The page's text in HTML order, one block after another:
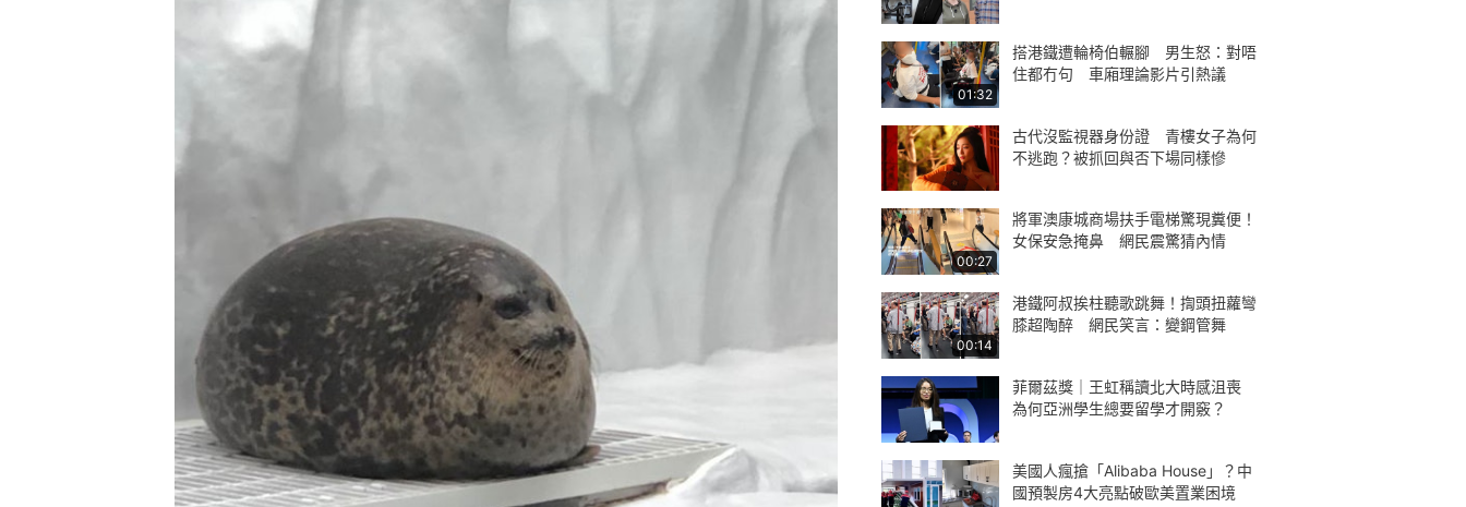
01:32
搭港鐵遭輪椅伯輾腳 男生怒：對唔
住都冇句 車廂理論影片引熱議
古代沒監視器身份證 青樓女子為何
不逃跑？被抓回與否下場同樣慘
00:27
將軍澳康城商場扶手電梯驚現糞便！
女保安急掩鼻 網民震驚猜內情
00:14
港鐵阿叔挨柱聽歌跳舞！揈頭扭蘿彎
膝超陶醉 網民笑言：變鋼管舞
菲爾茲獎｜王虹稱讀北大時感沮喪
為何亞洲學生總要留學才開竅？
美國人瘋搶「Alibaba House」？中
國預製房4大亮點破歐美置業困境